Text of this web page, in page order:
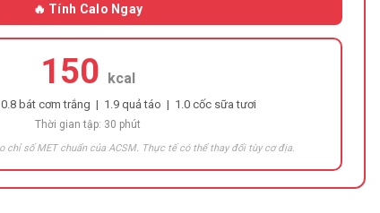
🔥 Tính Calo Ngay
150 kcal
0.8 bát cơm trắng | 1.9 quả táo | 1.0 cốc sữa tươi
Thời gian tập: 30 phút
chỉ số MET chuẩn của ACSM. Thực tế có thể thay đổi tùy cơ địa.